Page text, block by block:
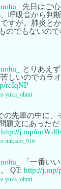
先日はご
呼吸音から判
すが。肺炎と
のでもないの
とりあえ
しいのでカラ
rcIqNP
yuka_ohmi
の先輩の中に、
題文にあった
http://j.mp/
mikado_916
「一番い
QT: http://j.mp/
yuka_ohmi